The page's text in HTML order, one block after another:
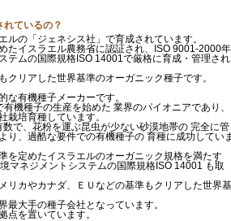
れているの？
ルの「ジェネシス社」で育成されています。
たイスラエル農務省に認証され、ISO 9001-2000年
テムの国際規格ISO 14001で厳格に育成・管理され
クリアした世界基準のオーガニック種子です。
な有機種子メーカーです。
機種子の生産を始めた 業界のパイオニアであり、
栽培育種しています。
で、花粉を運ぶ昆虫が少ない砂漠地帯の 完全に管
り、過酷な要件での有機種子の 育種に成功してい
を定めたイスラエルのオーガニック規格を満たす
マネジメントシステムの国際規格ISO 14001 も取
リカやカナダ、ＥＵなどの基準もクリアした世界基
最大手の種子会社となっています。
点を置いています。